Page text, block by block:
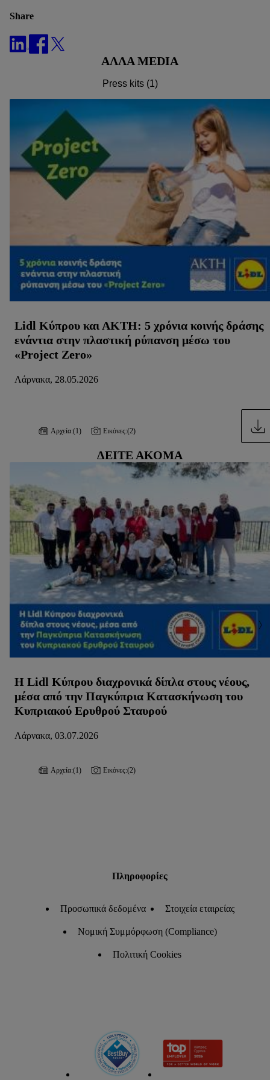
Share
ΆΛΛΑ MEDIA
Press kits (1)
Lidl Κύπρου και ΑΚΤΗ: 5 χρόνια κοινής δράσης
ενάντια στην πλαστική ρύπανση μέσω του
«Project Zero»
Λάρνακα, 28.05.2026
Αρχεία:(1) Εικόνες:(2)
ΔΕΊΤΕ ΑΚΌΜΑ
Η Lidl Κύπρου διαχρονικά δίπλα στους νέους,
μέσα από την Παγκύπρια Κατασκήνωση του
Κυπριακού Ερυθρού Σταυρού
Λάρνακα, 03.07.2026
Αρχεία:(1) Εικόνες:(2)
Πληροφορίες
Προσωπικά δεδομένα Στοιχεία εταιρείας
Νομική Συμμόρφωση (Compliance)
Πολιτική Cookies
κάθε τεχνολογίας.
Κάνοντας κλικ στην επιλογή «Απόρριψη», επιτρέπετε μόνο
τη χρήση των τεχνικά απαραίτητων τεχνολογιών. Κάνοντας
κλικ στην επιλογή «Αποδοχή», συγκατατίθεστε στην
Περαιτέρω πληροφορίες, μεταξύ άλλων για την περίοδο
αποθήκευσης των δεδομένων και το δικαίωμά σας να
ανακαλέσετε τη συγκατάθεσή σας ανά πάσα στιγμή με ισχύ
για το μέλλον, μπορείτε να βρείτε στην
πολιτική απορρήτου
μας. Μπορείτε να βρείτε τα νομικά στοιχεία της εταιρείας μας